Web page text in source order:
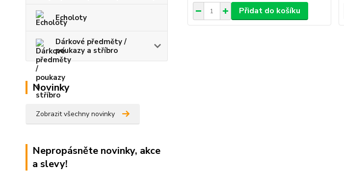
Echoloty
Dárkové předměty /
poukazy a stříbro
Novinky
Zobrazit všechny novinky
Nepropásněte novinky, akce
a slevy!
Přidat do košíku